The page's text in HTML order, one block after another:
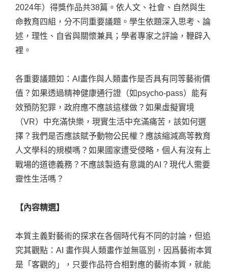
2024年）得獎作品共38篇。依人文、社會、自然與生
命教育四組，分不同重要議題。學生依題深入思考、論
述，理性、自省與關懷兼具；學者專家之評論，鞭辟入
裡。
各重要議題如：AI畫作與人類畫作是否具有同等藝術價
值？如果透過精神健康通行證（如psycho-pass）能有
效預防犯罪，政府應不應該這樣做？如果虛擬實境
（VR）中充滿快樂，現實生活中充滿痛苦，該如何選
擇？我們是否應該賦予動物公民權？應該縮減高等教育
人文學科的規模嗎？如果國家遭受侵略，個人有沒有上
戰場的道德義務？不應該製造有意識的AI？現代人需要
靈性生活嗎？
【內容精選】
本質主義對藝術的探求在各個時代有不同的討論，但追
究其觀點：AI 畫作與人類畫作並無區別，因爲藝術本質
是「客觀的」，只要作品符合相對應的藝術本質，就能